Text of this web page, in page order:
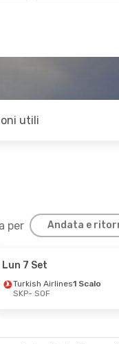
utili
per Andata e
Lun 7 Set
Turkish Airlines1 Scalo
SKP- SOF